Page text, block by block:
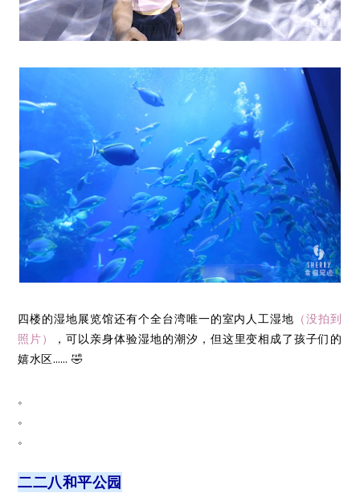
四楼的湿地展览馆还有个全台湾唯一的室内人工湿地 （没拍到
照片）
，可以亲身体验湿地的潮汐，但这里变相成了孩子们的
嬉水区…… 🤣
。
。
。
二二八和平公园